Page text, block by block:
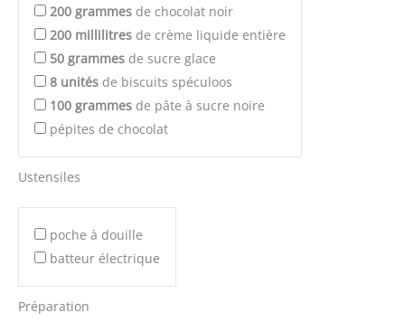
200 grammes de chocolat noir
200 millilitres de crème liquide entière
50 grammes de sucre glace
8 unités de biscuits spéculoos
100 grammes de pâte à sucre noire
pépites de chocolat
Ustensiles
poche à douille
batteur électrique
Préparation